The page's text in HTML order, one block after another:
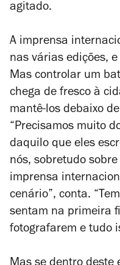
agitado.
A imprensa
nas várias edições,
Mas controlar um
chega de fresco à
mantê-los debaixo
“Precisamos muito
daquilo que eles
nós, sobretudo
imprensa
cenário”, conta.
sentam na primeira
fotografarem e tudo